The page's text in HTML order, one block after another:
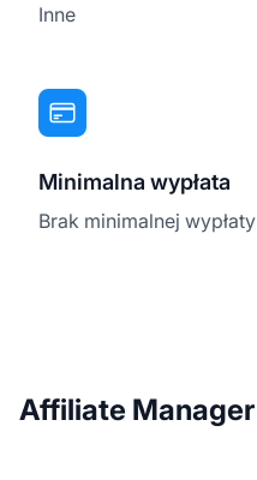
Inne
Minimalna wypłata
Brak minimalnej wypłaty
Affiliate Manager